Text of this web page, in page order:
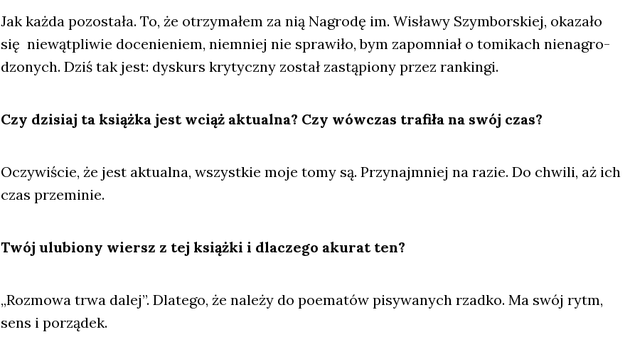
Jak każ­da pozo­sta­ła. To, że otrzy­ma­łem za nią Nagro­dę im. Wisła­wy Szym­bor­skiej, oka­za­ło
się nie­wąt­pli­wie doce­nie­niem, nie­mniej nie spra­wi­ło, bym zapo­mniał o tomi­kach nie­na­gro­
dzo­nych. Dziś tak jest: dys­kurs kry­tycz­ny został zastą­pio­ny przez ran­kin­gi.
Czy dzi­siaj ta książ­ka jest wciąż aktu­al­na? Czy wów­czas tra­fi­ła na swój czas?
Oczy­wi­ście, że jest aktu­al­na, wszyst­kie moje tomy są. Przy­naj­mniej na razie. Do chwi­li, aż ich
czas prze­mi­nie.
Twój ulu­bio­ny wiersz z tej książ­ki i dla­cze­go aku­rat ten?
„Roz­mo­wa trwa dalej”. Dla­te­go, że nale­ży do poema­tów pisy­wa­nych rzad­ko. Ma swój rytm,
sens i porzą­dek.